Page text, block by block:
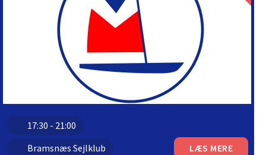
17:30 - 21:00
Bramsnæs Sejlklub
LÆS MERE